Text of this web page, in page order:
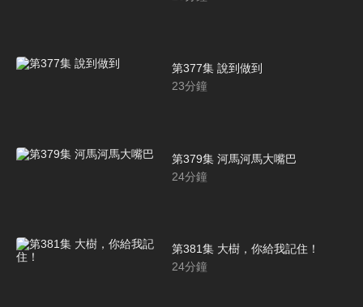
第377集 說到做到
23分鐘
第379集 河馬河馬大嘴巴
24分鐘
第381集 大樹，你給我記住！
24分鐘